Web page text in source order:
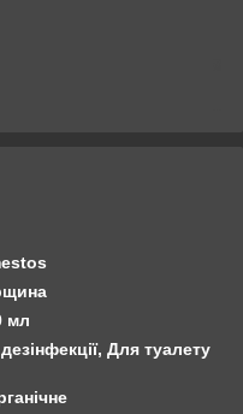
мл
Для туалету